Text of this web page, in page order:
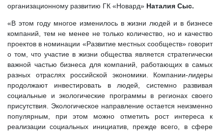
организационному развитию ГК «Новард» Наталия Сыс.
«В этом году многое изменилось в жизни людей и в бизнесе
компаний, тем не менее не только количество, но и качество
проектов в номинации «Развитие местных сообществ» говорит
о том, что участие в жизни общества является стратегически
важной частью бизнеса для компаний, работающих в самых
разных отраслях российской экономики. Компании-лидеры
продолжают инвестировать в людей, системно развивая
социальные и экологические программы в регионах своего
присутствия. Экологическое направление остается неизменно
популярным, при этом можно отметить рост интереса к
реализации социальных инициатив, прежде всего, в сфере